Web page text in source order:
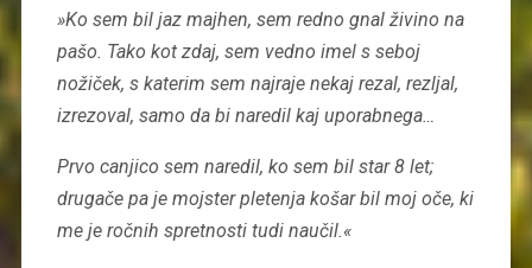
»Ko sem bil jaz majhen, sem redno gnal živino na
pašo. Tako kot zdaj, sem vedno imel s seboj
nožiček, s katerim sem najraje nekaj rezal, rezljal,
izrezoval, samo da bi naredil kaj uporabnega…
Prvo canjico sem naredil, ko sem bil star 8 let;
drugače pa je mojster pletenja košar bil moj oče, ki
me je ročnih spretnosti tudi naučil.«